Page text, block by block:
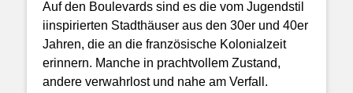
Auf den Boulevards sind es die vom Jugendstil
iinspirierten Stadthäuser aus den 30er und 40er
Jahren, die an die französische Kolonialzeit
erinnern. Manche in prachtvollem Zustand,
andere verwahrlost und nahe am Verfall.